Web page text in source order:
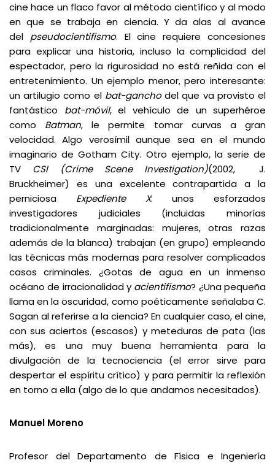
cine hace un flaco favor al método científico y al modo
en que se trabaja en ciencia. Y da alas al avance
del pseudocientifismo. El cine requiere concesiones
para explicar una historia, incluso la complicidad del
espectador, pero la rigurosidad no está reñida con el
entretenimiento. Un ejemplo menor, pero interesante:
un artilugio como el bat-ganchodel que va provisto el
fantástico bat-móvil, el vehículo de un superhéroe
como Batman, le permite tomar curvas a gran
velocidad. Algo verosímil aunque sea en el mundo
imaginario de Gotham City. Otro ejemplo, la serie de
TV CSI (Crime Scene Investigation)(2002, J.
Bruckheimer) es una excelente contrapartida a la
perniciosa Expediente X: unos esforzados
investigadores judiciales (incluidas minorías
tradicionalmente marginadas: mujeres, otras razas
además de la blanca) trabajan (en grupo) empleando
las técnicas más modernas para resolver complicados
casos criminales. ¿Gotas de agua en un inmenso
océano de irracionalidad y acientifismo? ¿Una pequeña
llama en la oscuridad, como poéticamente señalaba C.
Sagan al referirse a la ciencia? En cualquier caso, el cine,
con sus aciertos (escasos) y meteduras de pata (las
más), es una muy buena herramienta para la
divulgación de la tecnociencia (el error sirve para
despertar el espíritu crítico) y para permitir la reflexión
en torno a ella (algo de lo que andamos necesitados).
Manuel Moreno
Profesor del Departamento de Física e Ingeniería